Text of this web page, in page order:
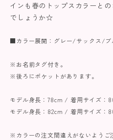
インも春のトップスカラーと
でしょうか☆
■カラー展開：グレー/サックス/ブ
※お名前タグ付き。
※後ろにポケットがあります。
モデル身長：78cm / 着用サイズ：
モデル身長：82cm / 着用サイズ：
※カラーの注文間違えがないようご